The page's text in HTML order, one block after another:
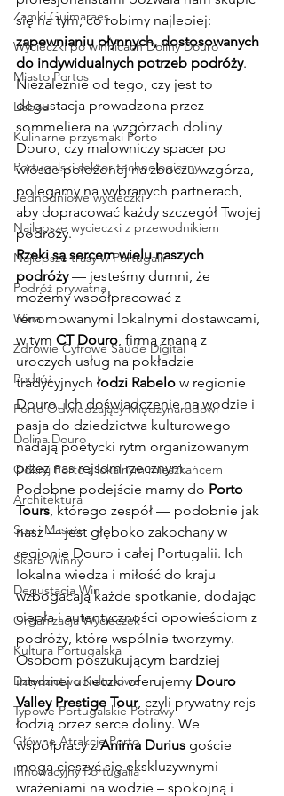
Zamki Guimaraes
Wycieczki po winnicach Doliny Douro
Miasto Portos
Lisboa
Kulinarne przysmaki Porto
Portugalski sektor technologiczny
Jednodniowe wycieczki
Najlepsze wycieczki z przewodnikiem
Najlepsze trasy w Portugalii
Podróż prywatna
Wina
Zdrowie Cyfrowe Saúde Digital
Podróż
Porto Odwiedzający Międzynarodowi
Dolina Douro
Odkryj Porto z lokalnym mieszkańcem
Architektura
Spa i Masaże
Skarb Winny
Degustacja Win
Organizacja Wycieczek
Kultura Portugalska
Dziedzictwo Kulturowe
Typowe Portugalskie Potrawy
Główne Atrakcje Porto
Innowacyjny Portugalia
się na tym, co robimy najlepiej:
zapewnianiu płynnych, dostosowanych
do indywidualnych potrzeb podróży.
Niezależnie od tego, czy jest to
degustacja prowadzona przez
sommeliera na wzgórzach doliny
Douro, czy malowniczy spacer po
wiosce położonej na zboczu wzgórza,
polegamy na wybranych partnerach,
aby dopracować każdy szczegół Twojej
podróży.
Rzeki są sercem wielu naszych
podróży — jesteśmy dumni, że
możemy współpracować z
renomowanymi lokalnymi dostawcami,
w tym CT Douro, firmą znaną z
uroczych usług na pokładzie
tradycyjnych łodzi Rabelo w regionie
Douro. Ich doświadczenie na wodzie i
pasja do dziedzictwa kulturowego
nadają poetycki rytm organizowanym
przez nas rejsom rzecznym.
Podobne podejście mamy do Porto
Tours, którego zespół — podobnie jak
nasz — jest głęboko zakochany w
regionie Douro i całej Portugalii. Ich
lokalna wiedza i miłość do kraju
wzbogacają każde spotkanie, dodając
ciepła i autentyczności opowieściom z
podróży, które wspólnie tworzymy.
Osobom poszukującym bardziej
intymnej ucieczki oferujemy Douro
Valley Prestige Tour, czyli prywatny rejs
łodzią przez serce doliny. We
współpracy z Anima Durius goście
mogą cieszyć się ekskluzywnymi
wrażeniami na wodzie – spokojną i